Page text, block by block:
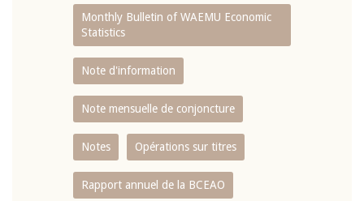
Monthly Bulletin of WAEMU Economic
Statistics
Note d'information
Note mensuelle de conjoncture
Notes Opérations sur titres
Rapport annuel de la BCEAO